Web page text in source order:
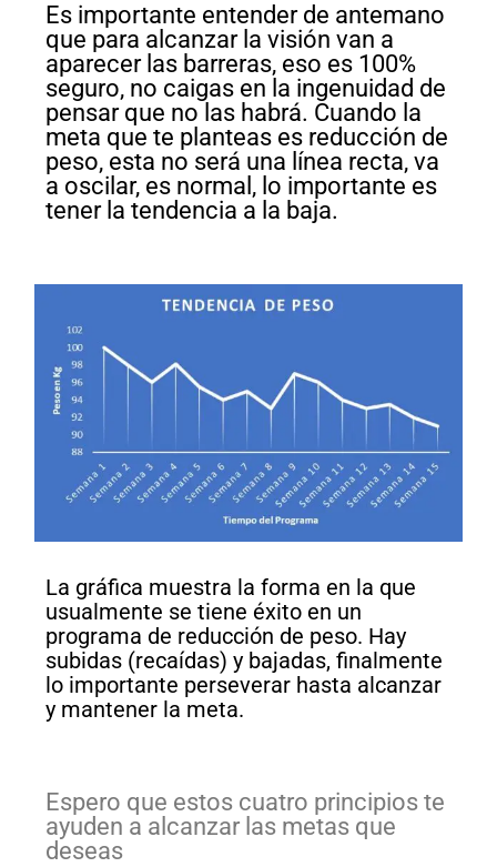
Es importante entender de antemano
que para alcanzar la visión van a
aparecer las barreras, eso es 100%
seguro, no caigas en la ingenuidad de
pensar que no las habrá. Cuando la
meta que te planteas es reducción de
peso, esta no será una línea recta, va
a oscilar, es normal, lo importante es
tener la tendencia a la baja.
La gráfica muestra la forma en la que
usualmente se tiene éxito en un
programa de reducción de peso. Hay
subidas (recaídas) y bajadas, finalmente
lo importante perseverar hasta alcanzar
y mantener la meta.
Espero que estos cuatro principios te
ayuden a alcanzar las metas que
deseas